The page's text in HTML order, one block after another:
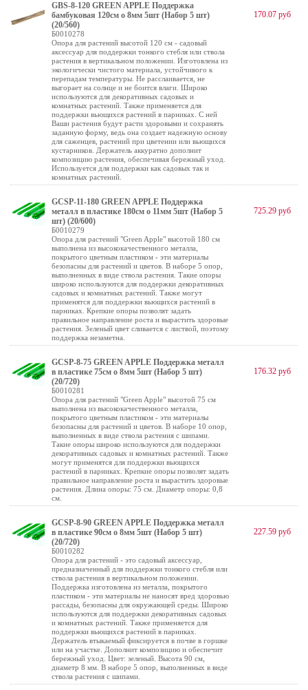
GBS-8-120 GREEN APPLE Поддержка
бамбуковая 120см o 8мм 5шт (Набор 5 шт)
(20/560)
Б0010278
Опора для растений высотой 120 см - садовый
аксессуар для поддержки тонкого стебля или ствола
растения в вертикальном положении. Изготовлена из
экологически чистого материала, устойчивого к
перепадам температуры. Не расслаивается, не
выгорает на солнце и не боится влаги. Широко
используются для декоративных садовых и
комнатных растений. Также применяется для
поддержки вьющихся растений в парниках. С ней
Ваши растения будут расти здоровыми и сохранять
заданную форму, ведь она создает надежную основу
для саженцев, растений при цветении или вьющихся
кустарников. Держатель аккуратно дополнит
композицию растения, обеспечивая бережный уход.
Используется для поддержки как садовых так и
комнатных растений.
170.07 руб
GCSP-11-180 GREEN APPLE Поддержка
металл в пластике 180см o 11мм 5шт (Набор 5
шт) (20/600)
Б0010279
Опора для растений "Green Apple" высотой 180 см
выполнена из высококачественного металла,
покрытого цветным пластиком - эти материалы
безопасны для растений и цветов. В наборе 5 опор,
выполненных в виде ствола растения. Такие опоры
широко используются для поддержки декоративных
садовых и комнатных растений. Также могут
применятся для поддержки вьющихся растений в
парниках. Крепкие опоры позволят задать
правильное направление роста и вырастить здоровые
растения. Зеленый цвет сливается с листвой, поэтому
поддержка незаметна.
725.29 руб
GCSP-8-75 GREEN APPLE Поддержка металл
в пластике 75см o 8мм 5шт (Набор 5 шт)
(20/720)
Б0010281
Опора для растений "Green Apple" высотой 75 см
выполнена из высококачественного металла,
покрытого цветным пластиком - эти материалы
безопасны для растений и цветов. В наборе 10 опор,
выполненных в виде ствола растения с шипами.
Такие опоры широко используются для поддержки
декоративных садовых и комнатных растений. Также
могут применятся для поддержки вьющихся
растений в парниках. Крепкие опоры позволят задать
правильное направление роста и вырастить здоровые
растения. Длина опоры: 75 см. Диаметр опоры: 0,8
см.
176.32 руб
GCSP-8-90 GREEN APPLE Поддержка металл
в пластике 90см o 8мм 5шт (Набор 5 шт)
(20/720)
Б0010282
Опора для растений - это садовый аксессуар,
предназначенный для поддержки тонкого стебля или
ствола растения в вертикальном положении.
Поддержка изготовлена из металла, покрытого
пластиком - эти материалы не наносят вред здоровью
рассады, безопасны для окружающей среды. Широко
используются для поддержки декоративных садовых
и комнатных растений. Также применяется для
поддержки вьющихся растений в парниках.
Держатель втыкаемый фиксируется в почве в горшке
или на участке. Дополнит композицию и обеспечит
бережный уход. Цвет: зеленый. Высота 90 см,
диаметр 8 мм. В наборе 5 опор, выполненных в виде
ствола растения с шипами.
227.59 руб